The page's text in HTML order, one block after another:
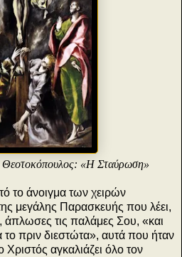
«Η Σταύρωση»
το άνοιγμα των χειρών
μεγάλης Παρασκευής που λέει,
τις παλάμες Σου, «και
πριν διεστώτα», αυτά που ήταν
αγκαλιάζει όλο τον